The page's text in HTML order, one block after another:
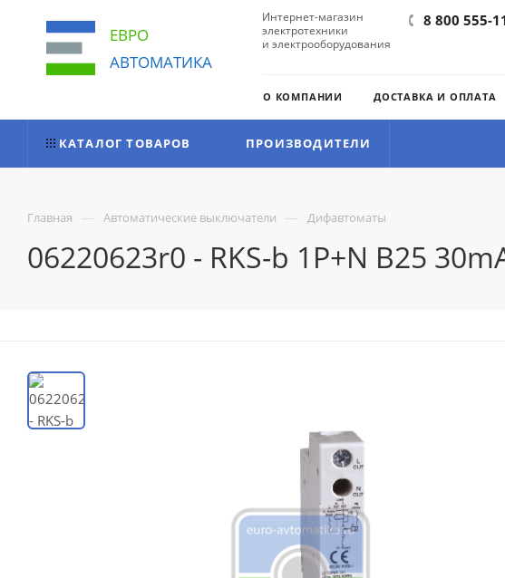
ЕВРО
АВТОМАТИКА
Интернет-магазин
электротехники
и электрооборудования
8 800 555-
О КОМПАНИИ ДОСТАВКА И ОПЛАТА
КАТАЛОГ ТОВАРОВ ПРОИЗВОДИТЕЛИ
Главная — Автоматические выключатели — Дифавтоматы
06220623r0 - RKS-b 1P+N B25